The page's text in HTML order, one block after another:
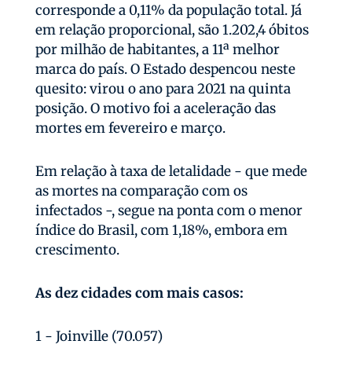
corresponde a 0,11% da população total. Já
em relação proporcional, são 1.202,4 óbitos
por milhão de habitantes, a 11ª melhor
marca do país. O Estado despencou neste
quesito: virou o ano para 2021 na quinta
posição. O motivo foi a aceleração das
mortes em fevereiro e março.
Em relação à taxa de letalidade - que mede
as mortes na comparação com os
infectados -, segue na ponta com o menor
índice do Brasil, com 1,18%, embora em
crescimento.
As dez cidades com mais casos:
1 - Joinville (70.057)